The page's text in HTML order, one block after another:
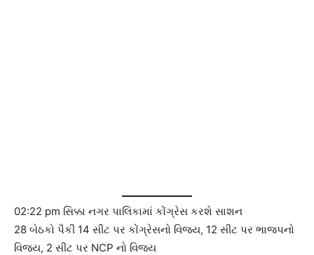
02:22 pm સિક્કા નગર પાલિકામાં કોંગ્રેસ કરશે સાશન
28 બેઠકો પૈકી 14 સીટ પર કોંગ્રેસનો વિજય, 12 સીટ પર ભાજપનો
વિજય, 2 સીટ પર NCP નો વિજય